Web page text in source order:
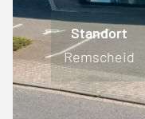
Standort
Standort
Lüdenscheid
Standort
Remscheid
Standort
Wiehl